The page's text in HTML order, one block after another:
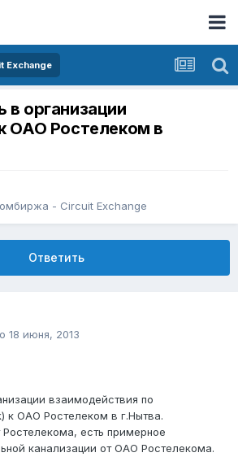
Exchange
организации
ОАО Ростелеком в
- Circuit Exchange
Ответить
18 июня, 2013
взаимодействия по
к ОАО Ростелеком в г.Нытва.
Ростелекома, есть примерное
канализации от ОАО Ростелекома.